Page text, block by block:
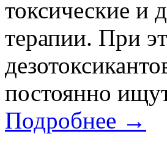
токсические и
терапии. При
постоянно
Подробнее →